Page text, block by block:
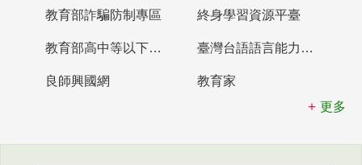
教育部詐騙防制專區 終身學習資源平臺
教育部高中等以下學校及幼兒園教師資格檢定考試 臺灣台語語言能力認證網站
良師興國網
教育家
更多